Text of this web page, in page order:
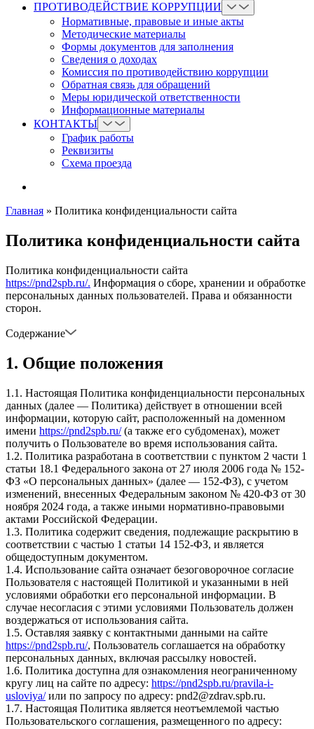
ПРОТИВОДЕЙСТВИЕ КОРРУПЦИИ
Нормативные, правовые и иные акты
Методические материалы
Формы документов для заполнения
Сведения о доходах
Комиссия по противодействию коррупции
Обратная связь для обращений
Меры юридической ответственности
Информационные материалы
КОНТАКТЫ
График работы
Реквизиты
Схема проезда
Главная » Политика конфиденциальности сайта
Политика конфиденциальности сайта
Политика конфиденциальности сайта
https://pnd2spb.ru/. Информация о сборе, хранении и обработке
персональных данных пользователей. Права и обязанности
сторон.
Содержание
1. Общие положения
1.1. Настоящая Политика конфиденциальности персональных
данных (далее — Политика) действует в отношении всей
информации, которую сайт, расположенный на доменном
имени https://pnd2spb.ru/(а также его субдоменах), может
получить о Пользователе во время использования сайта.
1.2. Политика разработана в соответствии с пунктом 2 части 1
статьи 18.1 Федерального закона от 27 июля 2006 года № 152-
ФЗ «О персональных данных» (далее — 152-ФЗ), с учетом
изменений, внесенных Федеральным законом № 420-ФЗ от 30
ноября 2024 года, а также иными нормативно-правовыми
актами Российской Федерации.
1.3. Политика содержит сведения, подлежащие раскрытию в
соответствии с частью 1 статьи 14 152-ФЗ, и является
общедоступным документом.
1.4. Использование сайта означает безоговорочное согласие
Пользователя с настоящей Политикой и указанными в ней
условиями обработки его персональной информации. В
случае несогласия с этими условиями Пользователь должен
воздержаться от использования сайта.
1.5. Оставляя заявку с контактными данными на сайте
https://pnd2spb.ru/, Пользователь соглашается на обработку
персональных данных, включая рассылку новостей.
1.6. Политика доступна для ознакомления неограниченному
кругу лиц на сайте по адресу: https://pnd2spb.ru/pravila-i-
usloviya/или по запросу по адресу: pnd2@zdrav.spb.ru.
1.7. Настоящая Политика является неотъемлемой частью
Пользовательского соглашения, размещенного по адресу: